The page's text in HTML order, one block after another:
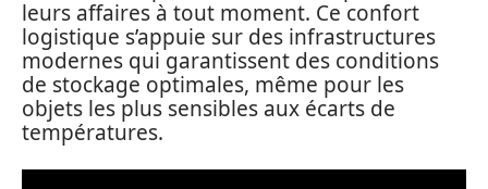
leurs affaires à tout moment. Ce confort
logistique s’appuie sur des infrastructures
modernes qui garantissent des conditions
de stockage optimales, même pour les
objets les plus sensibles aux écarts de
températures.